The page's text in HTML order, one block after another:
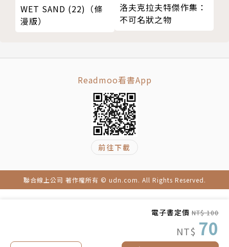
電子書定價 NT$ 100
NT$ 70
WET SAND (22)（條
漫版）
洛夫克拉夫特傑作集：
不可名狀之物
Readmoo看書App
前往下載
聯合線上公司 著作權所有 © udn.com. All Rights Reserved.